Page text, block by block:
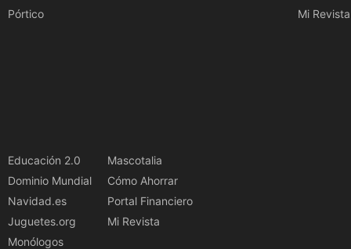
Pórtico Mi Revista
Educación 2.0
Dominio Mundial
Navidad.es
Juguetes.org
Monólogos
Mascotalia
Cómo Ahorrar
Portal Financiero
Mi Revista